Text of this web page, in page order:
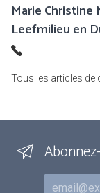
Marie Christine
Leefmilieu en
Tous les articles de
Courriel